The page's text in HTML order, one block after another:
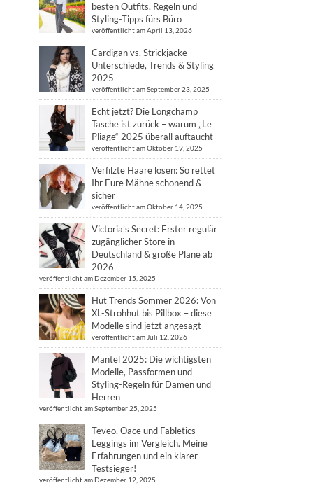
besten Outfits, Regeln und
Styling-Tipps fürs Büro
veröffentlicht am April 13, 2026
Cardigan vs. Strickjacke –
Unterschiede, Trends & Styling
2025
veröffentlicht am September 23, 2025
Echt jetzt? Die Longchamp
Tasche ist zurück – warum „Le
Pliage“ 2025 überall auftaucht
veröffentlicht am Oktober 19, 2025
Verfilzte Haare lösen: So rettet
Ihr Eure Mähne schonend &
sicher
veröffentlicht am Oktober 14, 2025
Victoria’s Secret: Erster regulär
zugänglicher Store in
Deutschland & große Pläne ab
2026
veröffentlicht am Dezember 15, 2025
Hut Trends Sommer 2026: Von
XL-Strohhut bis Pillbox – diese
Modelle sind jetzt angesagt
veröffentlicht am Juli 12, 2026
Mantel 2025: Die wichtigsten
Modelle, Passformen und
Styling-Regeln für Damen und
Herren
veröffentlicht am September 25, 2025
Teveo, Oace und Fabletics
Leggings im Vergleich. Meine
Erfahrungen und ein klarer
Testsieger!
veröffentlicht am Dezember 12, 2025